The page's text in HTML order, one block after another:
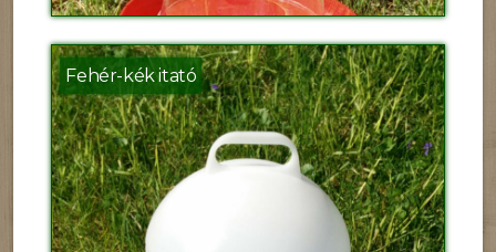
Fehér-kék itató